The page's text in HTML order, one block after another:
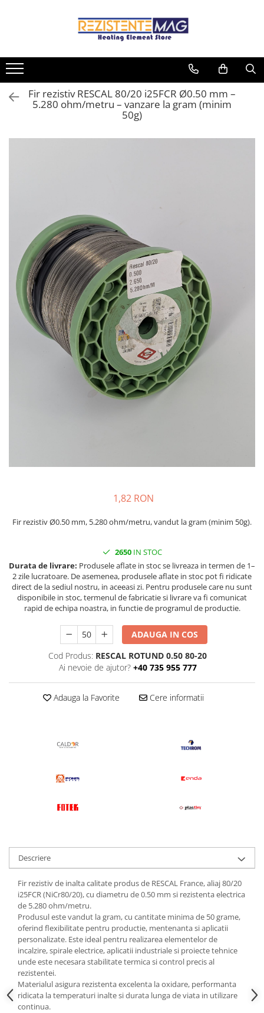
Rezistente electrice
Sarma plata
Rezistențe cu termostat
Rezistente electrice pentru
industrie
Rezistente duza
Rezistente cartus
Rezistente electrice banda mica
Rezistente Ceramice
Rezistente electrice plate mica
Rezistentele tubulare flexibile
Rezistență microtubulară
Incalzitor ceramic infrarosu
Rezistente electrice pentru uz
Rezistente electrice tubulare
Rezistenta boiler
Rezistenta bain marie
Rezistenta masina de spalat vase
(marmita)
Rezistente electrice tubulara
Rezistenta cuptor
Bancuri & mese de lucru pentru
Bancuri de lucru industriale 2
Carucior de scule
BAK AG – Sudură & prelucrare
Aparate de sudura plastic cu aer
cald
Accesorii
Duze sudura plastic cu aer cald
BAK si Herz
Unelte de mana
Cutie metalica de transport
Echipamente electrice și
automatizări
Conectori prize cabluri
Conectori industriali
Despre noi
Lista marci
Fir rezistiv RESCAL 80/20 i25FCR Ø0.50 mm –
5.280 ohm/metru – vanzare la gram (minim
50g)
1,82 RON
Fir rezistiv Ø0.50 mm, 5.280 ohm/metru, vandut la gram (minim 50g).
2650IN STOC
Durata de livrare: Produsele aflate in stoc se livreaza in termen de 1–
2 zile lucratoare. De asemenea, produsele aflate in stoc pot fi ridicate
direct de la sediul nostru, in aceeasi zi. Pentru produsele care nu sunt
disponibile in stoc, termenul de fabricatie si livrare va fi comunicat
rapid de echipa noastra, in functie de programul de productie.
ADAUGA IN COS
Cod Produs: RESCAL ROTUND 0.50 80-20
Ai nevoie de ajutor? +40 735 955 777
Adauga la Favorite Cere informatii
Descriere
Fir rezistiv de inalta calitate produs de RESCAL France, aliaj 80/20
i25FCR (NiCr80/20), cu diametru de 0.50 mm si rezistenta electrica
de 5.280 ohm/metru.
Produsul este vandut la gram, cu cantitate minima de 50 grame,
oferind flexibilitate pentru productie, mentenanta si aplicatii
personalizate. Este ideal pentru realizarea elementelor de
incalzire, spirale electrice, aplicatii industriale si proiecte tehnice
unde este necesara stabilitate termica si control precis al
rezistentei.
Materialul asigura rezistenta excelenta la oxidare, performanta
ridicata la temperaturi inalte si durata lunga de viata in utilizare
continua.